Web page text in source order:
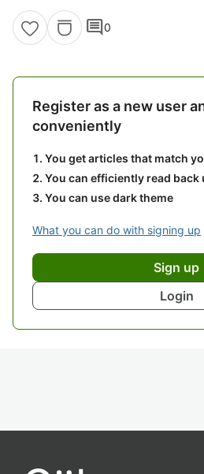
comment0
Register as a new user
conveniently
You get articles that match
You can efficiently read
You can use dark theme
What you can do with signing up
Sign up
Login